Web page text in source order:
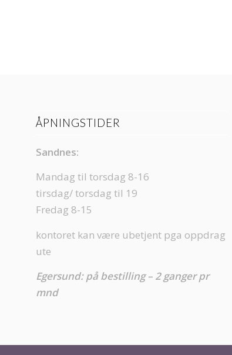
ÅPNINGSTIDER
Sandnes:
Mandag til torsdag 8-16
tirsdag/ torsdag til 19
Fredag 8-15
kontoret kan være ubetjent pga oppdrag
ute
Egersund: på bestilling – 2 ganger pr
mnd